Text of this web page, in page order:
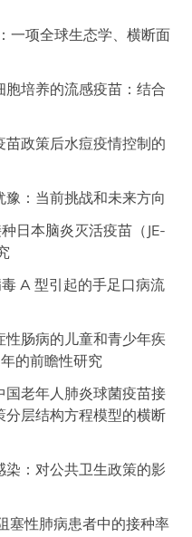
一项全球生态学、横断面
培养的流感疫苗：结合
政策后水痘疫情控制的
：当前挑战和未来方向
日本脑炎灭活疫苗（JE-
A 型引起的手足口病流
性肠病的儿童和青少年疾
的前瞻性研究
国老年人肺炎球菌疫苗接
层结构方程模型的横断
：对公共卫生政策的影
塞性肺病患者中的接种率